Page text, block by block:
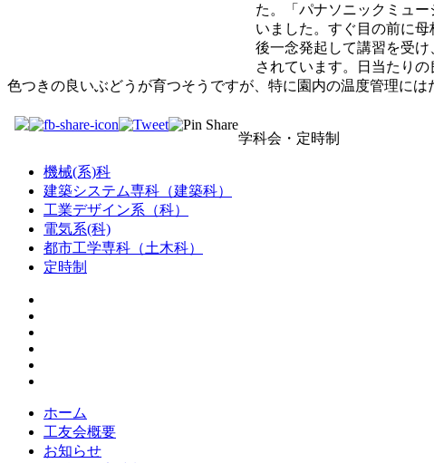
た。
「パナソニックミュ
いました。すぐ目の前に
後一念発起して講習を受
されています。日当たり
色つきの良いぶどうが育つそうですが、特に園内の温度管理には
学科会・定時制
機械(系)科
建築システム専科（建築科）
工業デザイン系（科）
電気系(科)
都市工学専科（土木科）
定時制
ホーム
工友会概要
お知らせ